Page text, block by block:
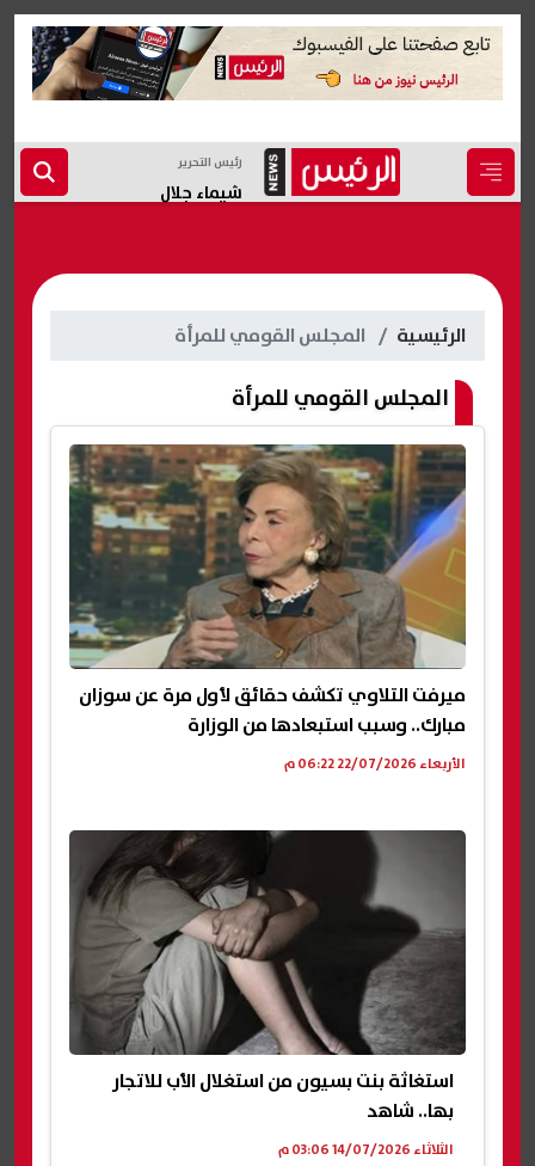
رئيس التحرير
شيماء جلال
الرئيسية المجلس القومي للمرأة
المجلس القومي للمرأة
ميرفت التلاوي تكشف حقائق لأول مرة عن سوزان
مبارك.. وسبب استبعادها من الوزارة
الأربعاء 22/07/2026 06:22 م
استغاثة بنت بسيون من استغلال الأب للاتجار
بها.. شاهد
الثلاثاء 14/07/2026 03:06 م